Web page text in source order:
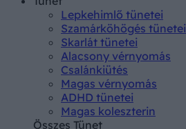
Lepkehimlő tünetei
Szamárköhögés tünetei
Skarlát tünetei
Alacsony vérnyomás
Csalánkiütés
Magas vérnyomás
ADHD tünetei
Magas koleszterin
Összes Tünet